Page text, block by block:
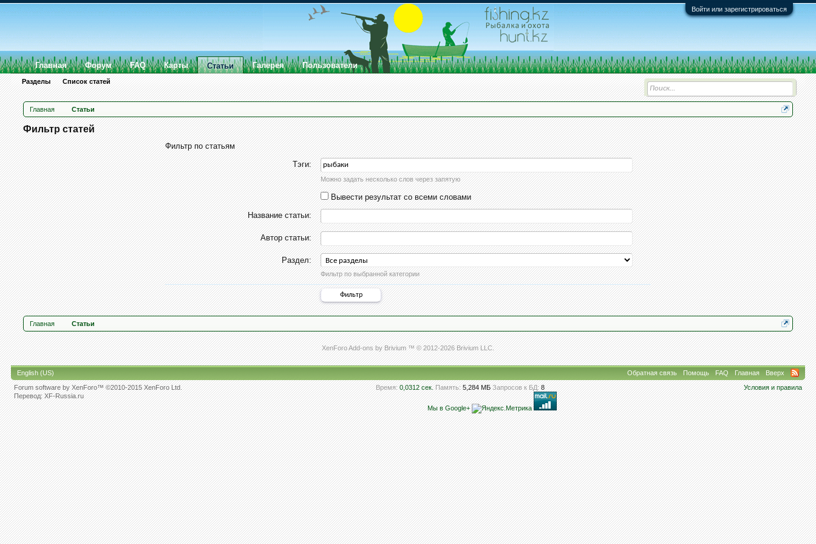
Войти или зарегистрироваться
Главная Статьи
Фильтр статей
Фильтр по статьям
Тэги:
Можно задать несколько слов через запятую
Вывести результат со всеми словами
Название статьи:
Автор статьи:
Раздел:
Фильтр по выбранной категории
Главная Статьи
XenForo Add-ons by Brivium ™ © 2012-2026 Brivium LLC.
Главная Форум FAQ Карты Статьи
Разделы Список статей
Галерея Пользователи
English (US) Обратная связь Помощь FAQ Главная
Вверх
Условия и правила
Forum software by XenForo™©2010-2015 XenForo Ltd.
Перевод:XF-Russia.ru
Время: 0,0312 сек. Память: 5,284 МБ Запросов к БД: 8
Мы в Google+